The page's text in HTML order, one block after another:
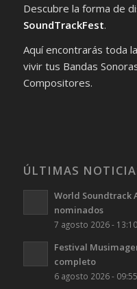
Descubre la forma de
SoundTrackFest.
Aquí encontrarás toda
vivir tus Bandas
Compositores.
ÚLTIMAS
World Soundtrack
nominados
7 agosto 2026 - 13:10
Festival
completo
6 agosto 2026 - 09:55